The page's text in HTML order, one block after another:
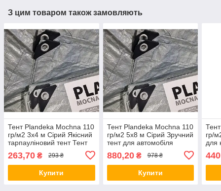
З цим товаром також замовляють
Тент Plandeka Мосhnа 110
гр/м2 3х4 м Сірий Якісний
тарпауліновий тент Тент
господарства
263,70 ₴ 293 ₴
Купити
Тент Plandeka Мосhnа 110
гр/м2 5х8 м Сірий Зручний
тент для автомобіля
мотоцикла
880,20₴ 978 ₴
Купити
гр/
для